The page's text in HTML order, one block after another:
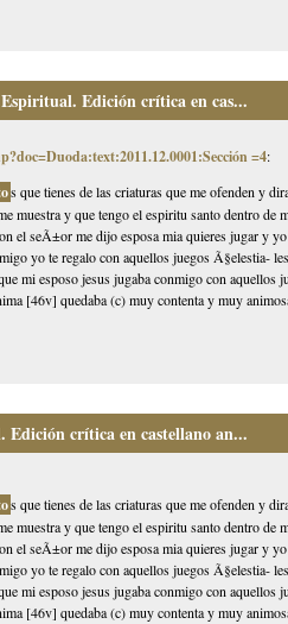
Edición crítica en cas...
=4:
s que tienes de las criaturas que me ofenden y
muestra y que tengo el espiritu santo dentro
el seÃ±or me dijo esposa mia quieres jugar y
yo te regalo con aquellos juegos Ã§elestia-
mi esposo jesus jugaba conmigo con aquellos
[46v] quedaba (c) muy contenta y muy
crítica en castellano an...
s que tienes de las criaturas que me ofenden y
muestra y que tengo el espiritu santo dentro
el seÃ±or me dijo esposa mia quieres jugar y
yo te regalo con aquellos juegos Ã§elestia-
mi esposo jesus jugaba conmigo con aquellos
[46v] quedaba (c) muy contenta y muy